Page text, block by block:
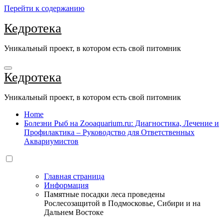
Перейти к содержанию
Кедротека
Уникальный проект, в котором есть свой питомник
Кедротека
Уникальный проект, в котором есть свой питомник
Home
Болезни Рыб на Zooaquarium.ru: Диагностика, Лечение и
Профилактика – Руководство для Ответственных
Аквариумистов
Главная страница
Информация
Памятные посадки леса проведены
Рослесозащитой в Подмосковье, Сибири и на
Дальнем Востоке